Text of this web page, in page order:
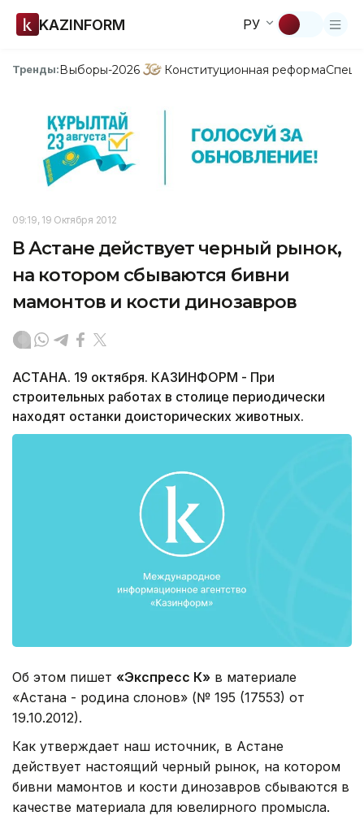
KAZINFORM РУ
Тренды:Выборы-2026 Конституционная реформа
09:19, 19 Октября 2012
В Астане действует черный рынок,
на котором сбываются бивни
мамонтов и кости динозавров
АСТАНА. 19 октября. КАЗИНФОРМ - При
строительных работах в столице периодически
находят останки доисторических животных.
Об этом пишет «Экспресс К» в материале
«Астана - родина слонов» (№ 195 (17553) от
19.10.2012).
Как утверждает наш источник, в Астане
действует настоящий черный рынок, на котором
бивни мамонтов и кости динозавров сбываются в
качестве материала для ювелирного промысла.